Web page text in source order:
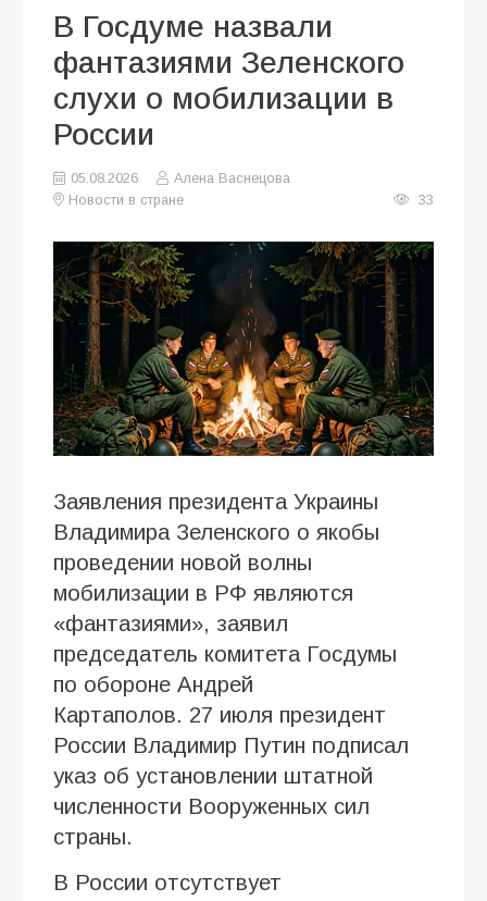
В Госдуме назвали
фантазиями Зеленского
слухи о мобилизации в
России
05.08.2026
Алена Васнецова
Новости в стране
33
Заявления президента Украины
Владимира Зеленского о якобы
проведении новой волны
мобилизации в РФ являются
«фантазиями», заявил
председатель комитета Госдумы
по обороне Андрей
Картаполов. 27 июля президент
России Владимир Путин подписал
указ об установлении штатной
численности Вооруженных сил
страны.
В России отсутствует